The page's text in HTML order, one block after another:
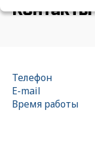
Контакты
Телефон
E-mail
Время работы